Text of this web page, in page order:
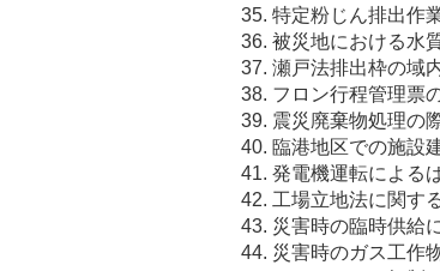
特定粉じん排出作
被災地における水
瀬戸法排出枠の域
フロン行程管理票
震災廃棄物処理の
臨港地区での施設
発電機運転による
工場立地法に関す
災害時の臨時供給
災害時のガス工作